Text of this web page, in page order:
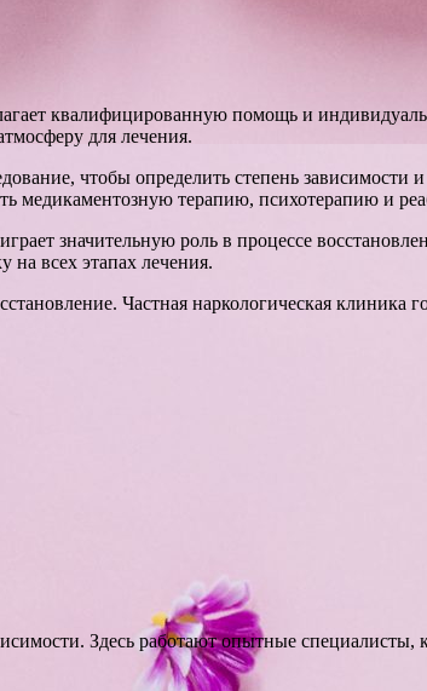
квалифицированную помощь и
для лечения.
чтобы определить степень зависимости
медикаментозную терапию, психотерапию и
значительную роль в процессе
на всех этапах лечения.
Частная наркологическая клиника
Здесь работают опытные